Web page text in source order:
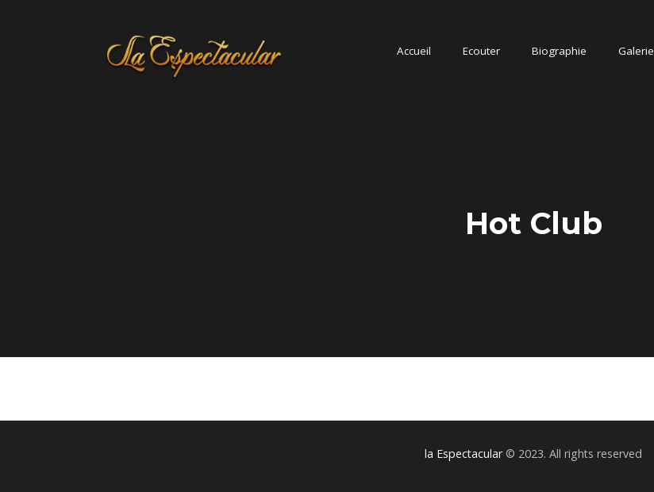
Accueil
Accueil Ecouter
Ecouter Biographie
Biographie Galerie
Galerie
Hot Club
la Espectacular© 2023. All rights reserved